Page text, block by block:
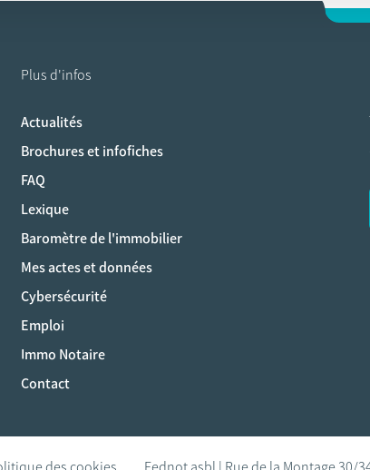
Plus d'infos
Actualités
Brochures et infofiches
FAQ
Lexique
Baromètre de l'immobilier
Mes actes et données
Cybersécurité
Emploi
Immo Notaire
Contact